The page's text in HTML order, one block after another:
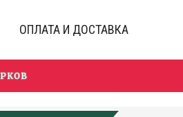
ОПЛАТА И ДОСТАВКА